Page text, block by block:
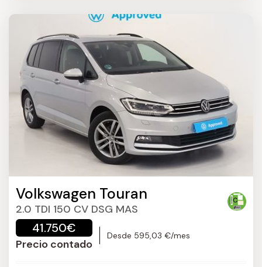
Volkswagen Touran
2.0 TDI 150 CV DSG MAS
41.750€
Precio contado
Desde 595,03 €/mes